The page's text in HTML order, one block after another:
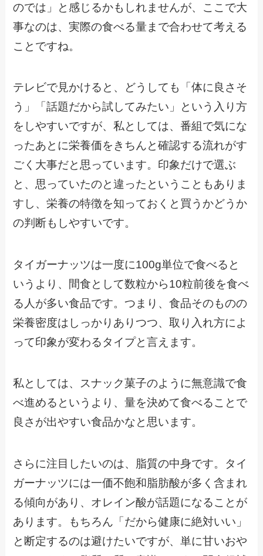
のでは」と感じるかもしれませんが、ここで大
事なのは、実際の食べる量まで合わせて考える
ことですね。
テレビで見かけると、どうしても「体に良さそ
う」「話題だから試してみたい」という入り方
をしやすいですが、私としては、番組で気にな
ったあとに栄養価をきちんと確認する流れがす
ごく大事だと思っています。印象だけで選ぶ
と、思っていたのと違ったということもありま
すし、栄養の特徴を知っておくと買うかどうか
の判断もしやすいです。
タイガーナッツは一度に100g単位で食べると
いうより、間食として数粒から10粒前後を食べ
る人が多い食品です。つまり、食品そのものの
栄養密度はしっかりありつつ、取り入れ方によ
って印象が変わるタイプと言えます。
私としては、スナック菓子のように無意識で食
べ進めるというより、量を決めて食べることで
良さが出やすい食品かなと思います。
さらに注目したいのは、脂質の中身です。タイ
ガーナッツには一価不飽和脂肪酸が多く含まれ
る傾向があり、オレイン酸が話題になることが
あります。もちろん「だから健康に絶対いい」
と断定するのは避けたいですが、単に甘いおや